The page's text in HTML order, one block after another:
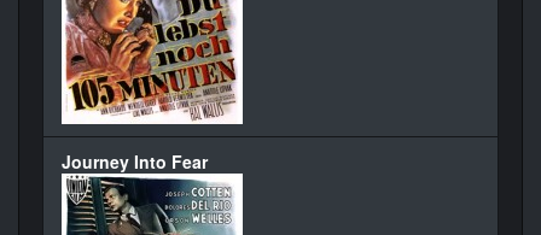
Journey Into Fear